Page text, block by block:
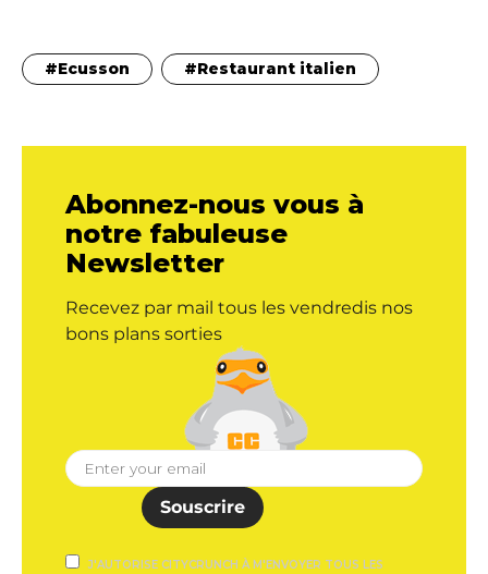
Ecusson Restaurant italien
Abonnez-nous vous à
notre fabuleuse
Newsletter
Recevez par mail tous les vendredis nos
bons plans sorties
Souscrire
J'AUTORISE CITYCRUNCH À M'ENVOYER TOUS LES